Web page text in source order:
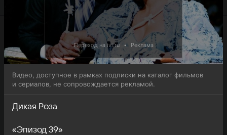
онлайн-просмотра.
Переход на ivi.ru • Реклама
Видео, доступное в рамках подписки на каталог фильмов
и сериалов, не сопровождается рекламой.
Дикая Роза
«Эпизод 39»